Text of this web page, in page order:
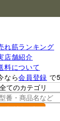
れ筋ランキング
店舗紹介
料について
なら会員登録 で